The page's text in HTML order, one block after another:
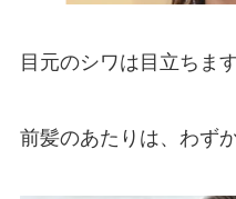
目元のシワは目立ちます
前髪のあたりは、わず